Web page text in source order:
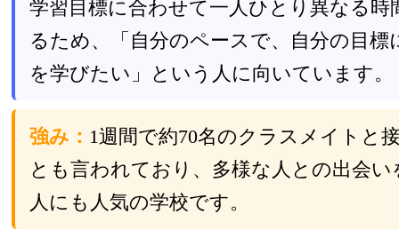
学習目標に合わせて一人ひとり異なる時
るため、「自分のペースで、自分の目標
を学びたい」という人に向いています。
強み： 1週間で約70名のクラスメイトと
とも言われており、多様な人との出会
人にも人気の学校です。